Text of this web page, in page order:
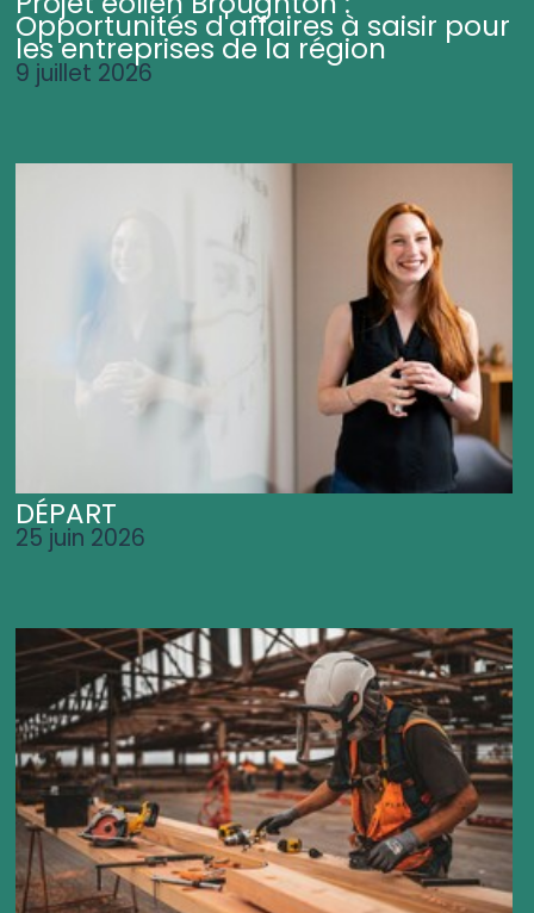
Opportunités d'affaires à saisir pour
les entreprises de la région
9 juillet 2026
DÉPART
25 juin 2026